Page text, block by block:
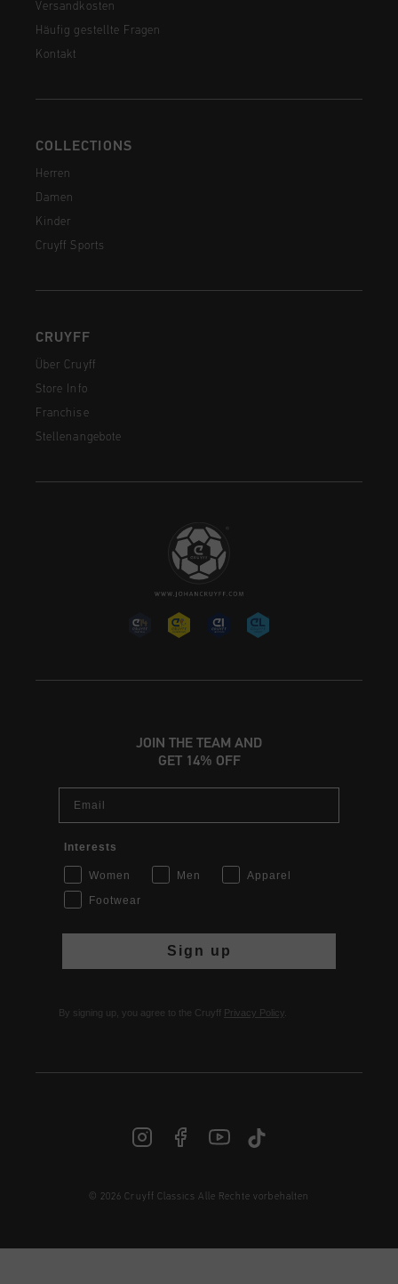
DE | € EUR
Versandkosten
Häufig gestellte Fragen
Kontakt
COLLECTIONS
Herren
Damen
Kinder
Cruyff Sports
CRUYFF
Über Cruyff
Store Info
Franchise
Stellenangebote
JOIN THE TEAM AND
GET 14% OFF
Interests
Women Men
Apparel
Footwear
Sign up
By signing up, you agree to the Cruyff Privacy Policy
© 2026 Cruyff Classics Alle Rechte vorbehalten